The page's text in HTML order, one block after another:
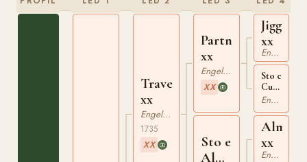
Traveller
xx
Engelskt Fullblod
1735
XX
Partner
xx
Engelskt Fullblod
XX
Sto e
Almanzor
Jigg
xx
Engelskt Fullblod
Sto e
Curwen's
Bay
xx
Engelskt Fullblod
xx
Engelskt Fullblod